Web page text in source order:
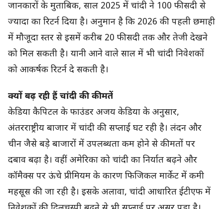
जानकारों के मुताबिक, साल 2025 में चांदी ने 100 फीसदी से
ज्यादा का रिटर्न दिया है। अनुमान है कि 2026 की पहली छमाही
में मौजूदा स्तर से इसमें करीब 20 फीसदी तक और तेजी देखने
को मिल सकती है। यानी आने वाले साल में भी चांदी निवेशकों
को आकर्षक रिटर्न दे सकती है।
क्यों बढ़ रही हैं चांदी की कीमतें
केडिया कैपिटल के फाउंडर अजय केडिया के अनुसार,
अंतरराष्ट्रीय बाजार में चांदी की सप्लाई घट रही है। लंदन और
चीन जैसे बड़े बाजारों में उपलब्धता कम होने से कीमतों पर
दबाव बढ़ा है। वहीं अमेरिका को चांदी का निर्यात बढ़ने और
कॉमैक्स पर ऊंचे प्रीमियम के कारण फिजिकल मार्केट में कमी
महसूस की जा रही है। इसके अलावा, चांदी आधारित ईटीएफ में